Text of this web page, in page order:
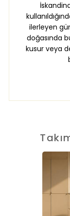
ilerleyen
doğasında
kusur veya